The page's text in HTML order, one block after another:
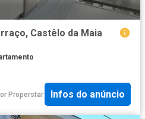
Castêlo da Maia
Properstar Infos do anúncio